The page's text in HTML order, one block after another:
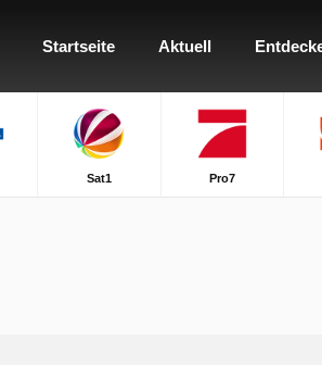
Startseite Aktuell
Sat1 Pro7